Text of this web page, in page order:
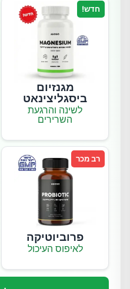
חדש!
מגנזיום
ביסגליצינאט
לשינה והרגעת
השרירים
רב מכר
פרוביוטיקה
לאיפוס העיכול